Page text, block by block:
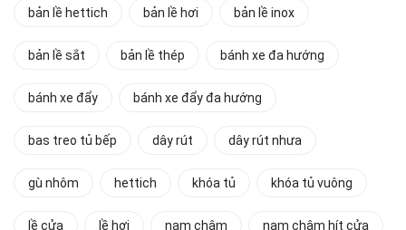
bản lề hettich bản lề hơi bản lề inox
bản lề sắt bản lề thép bánh xe đa hướng
bánh xe đẩy bánh xe đẩy đa hướng
bas treo tủ bếp dây rút dây rút nhưa
gù nhôm hettich khóa tủ khóa tủ vuông
lề cửa lề hơi nam châm nam châm hít cửa